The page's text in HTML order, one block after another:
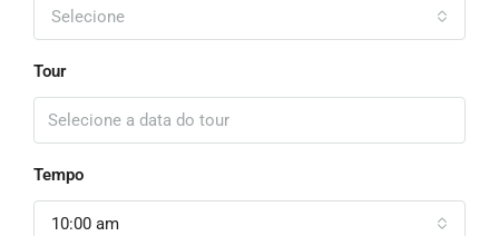
Selecione
Tour
Tempo
10:00 am